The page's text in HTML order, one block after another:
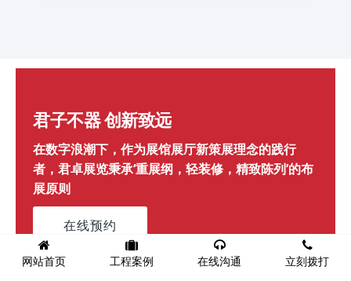
君子不器 创新致远
在数字浪潮下，作为展馆展厅新策展理念的践行
者，君卓展览秉承‘重展纲，轻装修，精致陈列’的布
展原则
在线预约
网站首页 工程案例 在线沟通 立刻拨打